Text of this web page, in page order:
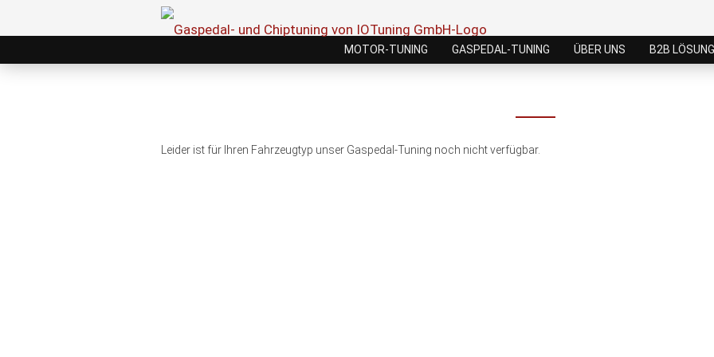
MOTOR-TUNING GASPEDAL-TUNING ÜBER UNS B2B
Leider ist für Ihren Fahrzeugtyp unser Gaspedal-Tuning noch nicht verfügbar.